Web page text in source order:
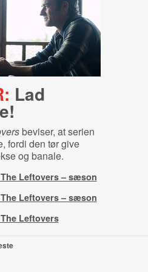
Lad
beviser, at serien
fordi den tør give
og banale.
Leftovers – sæson
Leftovers – sæson
Leftovers